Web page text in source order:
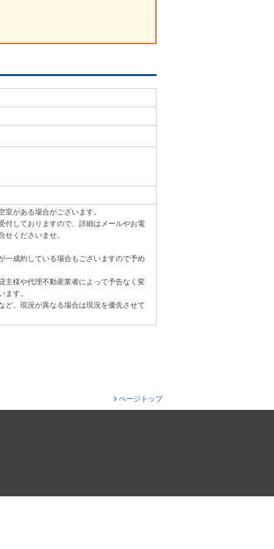
室がある場合がございます。
付しておりますので、詳細はメールやお電
せくださいませ。
一成約している場合もございますので予め
主様や代理不動産業者によって予告なく変
ます。
ど、現況が異なる場合は現況を優先させて
ページトップ